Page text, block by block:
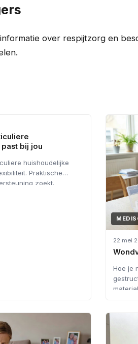
over respijtzorg en
bij jou
huishoudelijke
Praktische
zoekt.
22 mei
Hoe je